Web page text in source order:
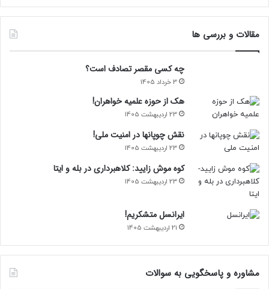
مقالات و بررسی ها
چه کسی مقصر تصادف است؟
3 خرداد 1405
هک از حوزه علمیه خواهران!
23 اردیبهشت 1405
نقش چوپانها در امنیت ملی!
23 اردیبهشت 1405
کوه موش زایید: کلاهبرداری در بله و ایتا
23 اردیبهشت 1405
ایرانسل متشکریم!
21 اردیبهشت 1405
مشاوره و پاسخگویی به سوالات